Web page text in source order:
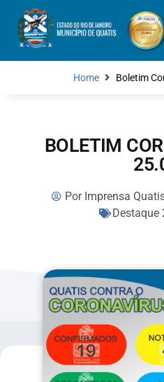
Home Boletim
BOLETIM
PorImprensa
Destaque